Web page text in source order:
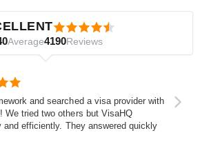
Average4190Reviews
and searched a visa provider with
We tried two others but VisaHQ
and efficiently. They answered quickly